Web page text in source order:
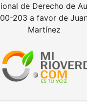
de Derecho de
203 a favor de
Martínez